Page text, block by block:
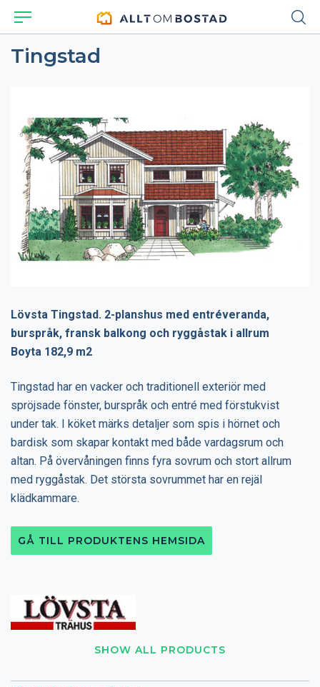
Tingstad
SHOW ALL PRODUCTS
Lövsta Tingstad. 2-planshus med entréveranda,
burspråk, fransk balkong och ryggåstak i allrum
Boyta 182,9 m2
Tingstad har en vacker och traditionell exteriör med
spröjsade fönster, burspråk och entré med förstukvist
under tak. I köket märks detaljer som spis i hörnet och
bardisk som skapar kontakt med både vardagsrum och
altan. På övervåningen finns fyra sovrum och stort allrum
med ryggåstak. Det största sovrummet har en rejäl
klädkammare.
GÅ TILL PRODUKTENS HEMSIDA